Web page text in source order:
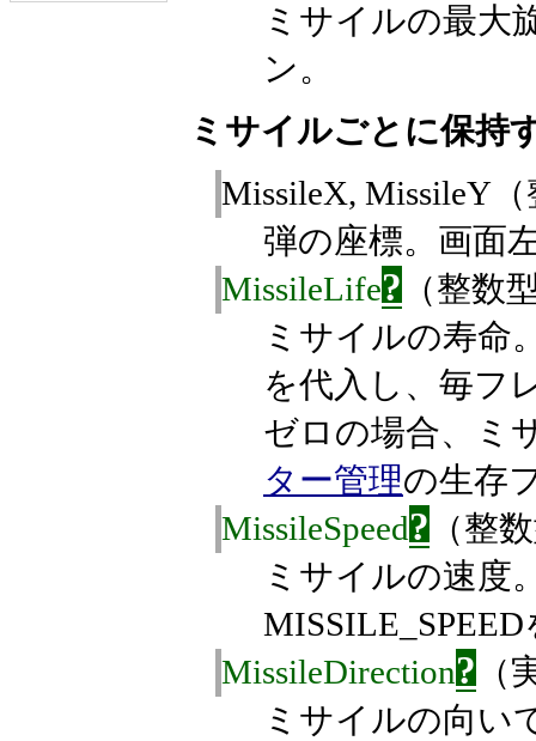
ミサイルの最大
ン。
ミサイルごとに保持
MissileX, MissileY
弾の座標。画面
MissileLife? （整数
ミサイルの寿命
を代入し、毎フ
ゼロの場合、ミ
ター管理の生存
MissileSpeed? （整
ミサイルの速度
MissileDirection? （
ミサイルの向い